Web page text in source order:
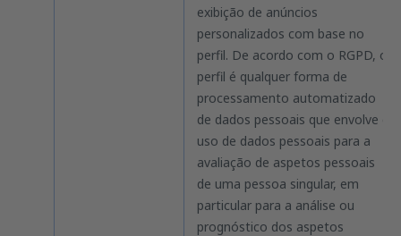
exibição de anúncios
personalizados com base no
perfil. De acordo com o RGPD, o
perfil é qualquer forma de
processamento automatizado
de dados pessoais que envolve o
uso de dados pessoais para a
avaliação de aspetos pessoais
de uma pessoa singular, em
particular para a análise ou
prognóstico dos aspetos